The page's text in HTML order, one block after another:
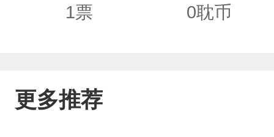
1票 0耽币
更多推荐